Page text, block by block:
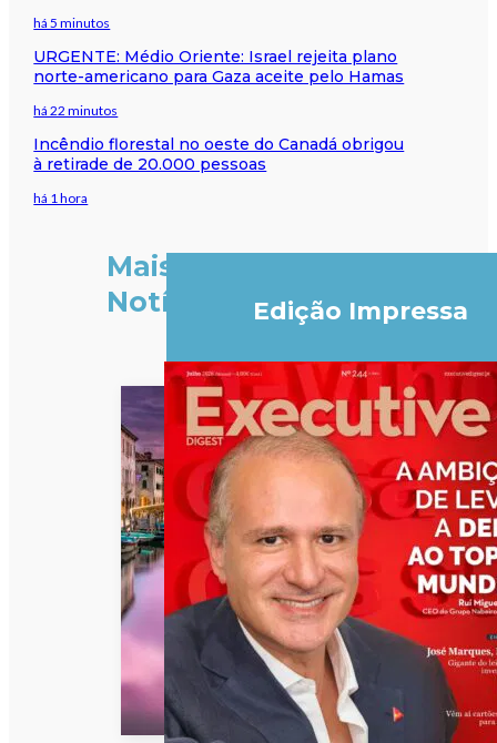
há 5 minutos
URGENTE: Médio Oriente: Israel rejeita plano
norte-americano para Gaza aceite pelo Hamas
há 22 minutos
Incêndio florestal no oeste do Canadá obrigou
à retirade de 20.000 pessoas
há 1 hora
Mais
Notícias
Edição Impressa